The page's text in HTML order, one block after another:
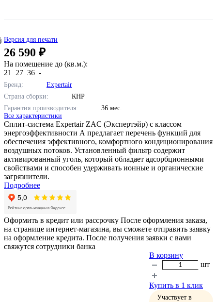
Версия для печати
26 590 ₽
На помещение до (кв.м.):
21
27 36 -
Бренд:
Expertair
Страна сборки:
КНР
Гарантия производителя:
36 мес.
Все характеристики
Сплит-система Expertair ZAC (Экспертэйр) с классом
энергоэффективности А предлагает перечень функций для
обеспечения эффективного, комфортного кондиционирования
воздушных потоков. Установленный фильтр содержит
активированный уголь, который обладает адсорбционными
свойствами и способен удерживать ионные и органические
загрязнители.
Подробнее
Оформить в кредит или рассрочку После оформления заказа,
на странице интернет-магазина, вы сможете отправить заявку
на оформление кредита. После получения заявки с вами
свяжутся сотрудники банка
В корзину
шт
Купить в 1 клик
Участвует в